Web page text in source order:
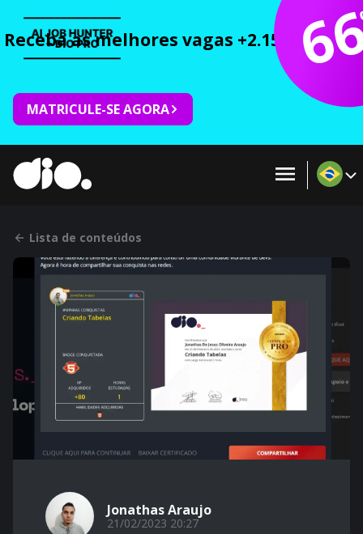
Receba as melhores vagas +2.150 cursos
MATRICULE-SE AGORA
Lista de conteúdos
Jonathas Araujo
21/02/2023 20:27